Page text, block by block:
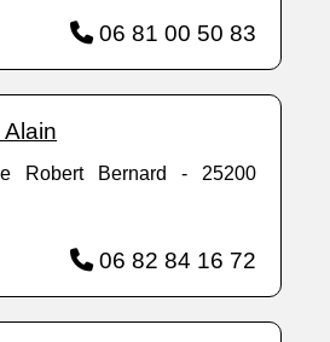
06 81 00 50 83
Robert Bernard - 25200
06 82 84 16 72